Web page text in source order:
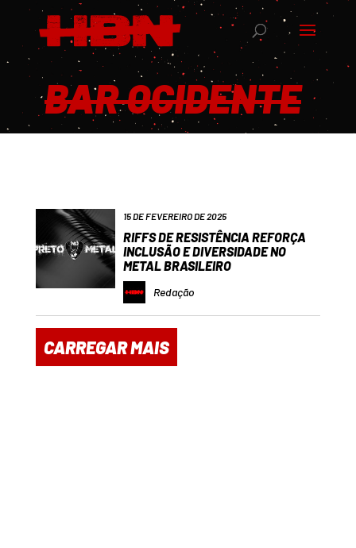
BAR OCIDENTE
15 DE FEVEREIRO DE 2025
RIFFS DE RESISTÊNCIA REFORÇA
INCLUSÃO E DIVERSIDADE NO
METAL BRASILEIRO
Redação
CARREGAR MAIS